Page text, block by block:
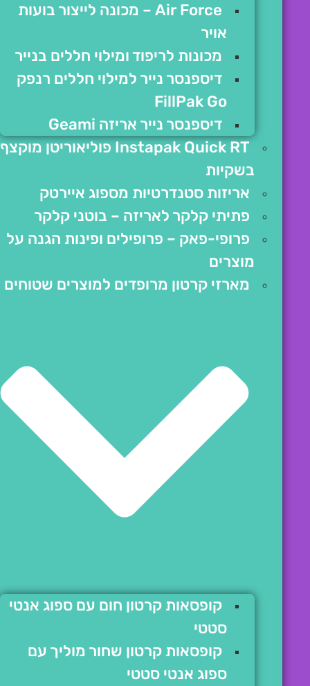
Air Force – מכונה לייצור בועות
אויר
מכונות לריפוד ומילוי חללים בנייר
דיספנסר נייר למילוי חללים רנפק
FillPak Go
דיספנסר נייר אריזה Geami
Instapak Quick RT פוליאוריטן מוקצף
בשקיות
אריזות סטנדרטיות מספוג איירטק
פתיתי קלקר לאריזה – בוטני קלקר
פרופי-פאק – פרופילים ופינות הגנה על
מוצרים
מארזי קרטון מרופדים למוצרים שטוחים
קופסאות קרטון חום עם ספוג אנטי
סטטי
קופסאות קרטון שחור מוליך עם
ספוג אנטי סטטי